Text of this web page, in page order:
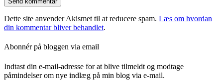
Dette site anvender Akismet til at reducere spam. Læs om hvordan
din kommentar bliver behandlet.
Abonnér på bloggen via email
Indtast din e-mail-adresse for at blive tilmeldt og modtage
påmindelser om nye indlæg på min blog via e-mail.